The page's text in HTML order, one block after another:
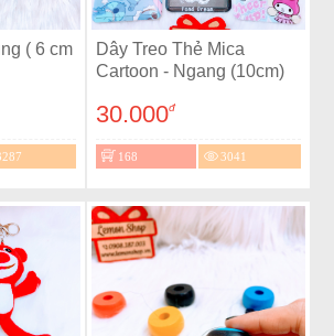
( 6 cm
Dây Treo Thẻ Mica
Cartoon - Ngang (10cm)
30.000đ
168 3041